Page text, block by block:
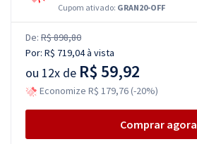
Cupom ativado: GRAN20-OFF
De: R$ 898,80
Por: R$ 719,04à vista
ou 12x de R$ 59,92
Economize R$ 179,76 (-20%)
Comprar agora